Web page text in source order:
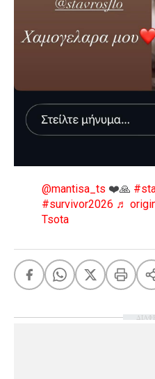
@mantisa_ts ❤️🙏
#survivor2026 ♬
Tsota